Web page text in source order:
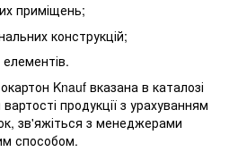
приміщень;
конструкцій;
Knauf вказана в каталозі
продукції з урахуванням
зв'яжіться з менеджерами
способом.